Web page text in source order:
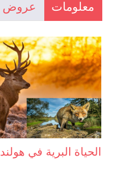
معلومات عروض
الحياة البرية في هولندا